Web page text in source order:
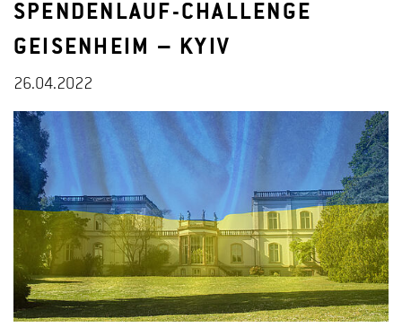
SPENDENLAUF-CHALLENGE
GEISENHEIM – KYIV
26.04.2022